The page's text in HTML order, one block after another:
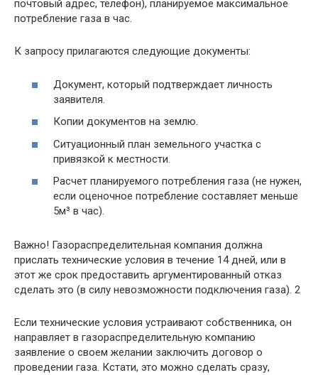
почтовый адрес, телефон), планируемое максимальное
потребление газа в час.
К запросу прилагаются следующие документы:
Документ, который подтверждает личность
заявителя.
Копии документов на землю.
Ситуационный план земельного участка с
привязкой к местности.
Расчет планируемого потребления газа (не нужен,
если оценочное потребление составляет меньше
5м³ в час).
Важно! Газораспределительная компания должна
прислать технические условия в течение 14 дней, или в
этот же срок предоставить аргументированный отказ
сделать это (в силу невозможности подключения газа). 2
Если технические условия устраивают собственника, он
направляет в газораспределительную компанию
заявление о своем желании заключить договор о
проведении газа. Кстати, это можно сделать сразу,